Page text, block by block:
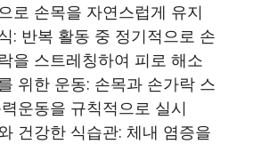
로 손목을 자연스럽게 유지
: 반복 활동 중 정기적으로 손
을 스트레칭하여 피로 해소
위한 운동: 손목과 손가락 스
운동을 규칙적으로 실시
건강한 식습관: 체내 염증을